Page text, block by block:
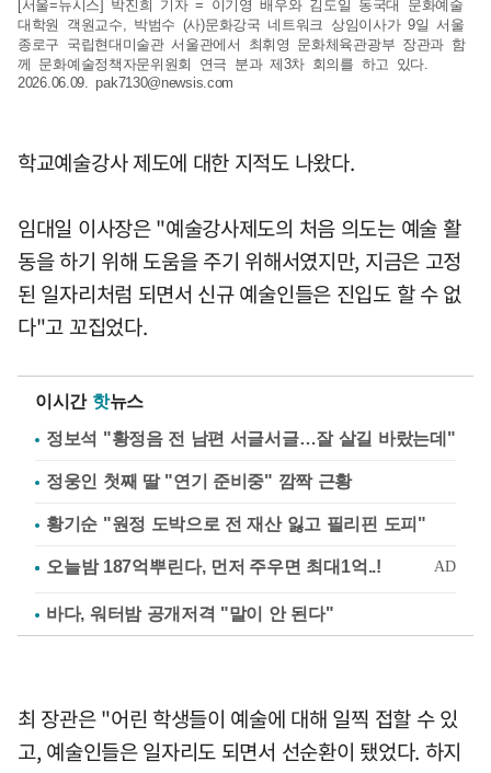
[서울=뉴시스] 박진희 기자 = 이기영 배우와 김도일 동국대 문화예술
대학원 객원교수, 박범수 (사)문화강국 네트워크 상임이사가 9일 서울
종로구 국립현대미술관 서울관에서 최휘영 문화체육관광부 장관과 함
께 문화예술정책자문위원회 연극 분과 제3차 회의를 하고 있다.
2026.06.09.pak7130@newsis.com
학교예술강사 제도에 대한 지적도 나왔다.
임대일 이사장은 "예술강사제도의 처음 의도는 예술 활
동을 하기 위해 도움을 주기 위해서였지만, 지금은 고정
된 일자리처럼 되면서 신규 예술인들은 진입도 할 수 없
다"고 꼬집었다.
이시간 핫뉴스
정보석 "황정음 전 남편 서글서글…잘 살길 바랐는데"
정웅인 첫째 딸 "연기 준비중" 깜짝 근황
황기순 "원정 도박으로 전 재산 잃고 필리핀 도피"
바다, 워터밤 공개저격 "말이 안 된다"
최 장관은 "어린 학생들이 예술에 대해 일찍 접할 수 있
고, 예술인들은 일자리도 되면서 선순환이 됐었다. 하지